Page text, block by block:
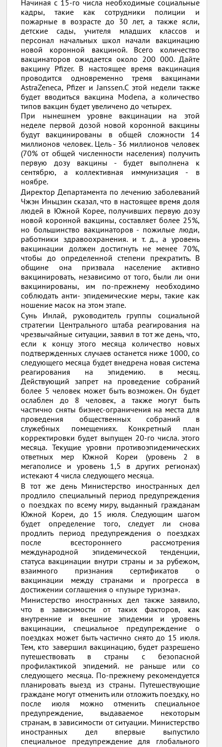
Начиная с 15-го числа необходимые социальные
кадры, такие как сотрудники полиции и
пожарные в возрасте до 30 лет, а также ясли,
детские сады, учителя младших классов и
персонал начальных школ начали вакцинацию
новой коронной вакциной. Всего количество
вакцинаторов ожидается около 200 000. Дайте
вакцину Pfizer. В настоящее время вакцинация
проводится одновременно тремя вакцинами
AstraZeneca, Pfizer и Janssen.С этой недели также
будет вводиться вакцина Modena, а количество
типов вакцин будет увеличено до четырех.
При нынешнем уровне вакцинации на этой
неделе первой дозой новой коронной вакцины
будут вакцинированы в общей сложности 14
миллионов человек. Цель - 36 миллионов человек
(70% от общей численности населения) получить
первую дозу вакцины - будет выполнена к
сентябрю, а коллективная иммунизация - в
ноябре.
Директор Департамента по лечению заболеваний
Чжэн Иньцзин сказал, что в настоящее время доля
людей в Южной Корее, получивших первую дозу
новой коронной вакцины, составляет более 25%,
но большинство вакцинаторов - пожилые люди,
работники здравоохранения. и т. д., а уровень
вакцинации должен достигнуть не менее 70%,
чтобы до определенной степени прекратить. В
общине она призвала население активно
вакцинировать, независимо от того, были ли они
вакцинированы, им по-прежнему необходимо
соблюдать анти- эпидемические меры, такие как
ношение масок на этом этапе.
Сунь Инлай, руководитель группы социальной
стратегии Центрального штаба реагирования на
чрезвычайные ситуации, заявил в тот же день, что,
если к концу этого месяца количество новых
подтвержденных случаев останется ниже 1000, со
следующего месяца будет внедрена новая система
реагирования на эпидемию. в месяц.
Действующий запрет на проведение собраний
более 5 человек может быть возможен. Он будет
ослаблен до 8 человек, а также могут быть
частично сняты бизнес-ограничения на места для
проведения общественных собраний в
служебных помещениях. Конкретный план
корректировки будет выпущен 20-го числа. этого
месяца. Текущие уровни противоэпидемических
ответных мер Южной Кореи (уровень 2 в
мегаполисе и уровень 1,5 в других регионах)
истекают 4 числа следующего месяца.
В тот же день Министерство иностранных дел
продлило специальный период предупреждения
о поездках по всему миру, выданный гражданам
Южной Кореи, до 15 июля. Следующим шагом
будет определение того, следует ли снова
продлить период предупреждения о поездках
после всестороннего рассмотрения
международной эпидемической тенденции,
статуса вакцинации внутри страны и за рубежом,
взаимного признания сертификатов о
вакцинации между странами и прогресса в
достижении соглашения о «пузыре туризма».
Министерство иностранных дел также заявило,
что в зависимости от таких факторов, как
внутренние и внешние эпидемии и уровень
вакцинации, специальное предупреждение о
поездках может быть частично снято до 15 июля.
Тем, кто завершил вакцинацию, будет разрешено
путешествовать в страны с безопасной
профилактикой эпидемий. не раньше или со
следующего месяца. По-прежнему рекомендуется
планировать выезд из страны. Путешествующие
граждане могут отменить или отложить поездку, но
после июля можно отменить специальное
предупреждение, выдаваемое некоторым
странам, в зависимости от ситуации. Министерство
иностранных дел впервые выпустило
специальное предупреждение для глобального